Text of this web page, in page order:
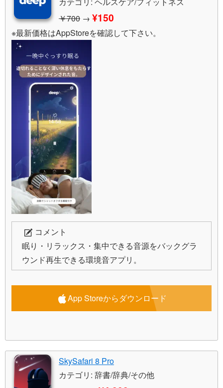
￥700 → ¥150
※最新価格はAppStoreを確認して下さい。
コメント
眠り・リラックス・集中できる音源をバックグラ
ウンド再生できる環境音アプリ。
App Storeからダウンロード
SkySafari 8 Pro
カテゴリ: 辞書/辞典/その他